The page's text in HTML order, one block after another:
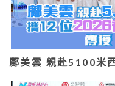
鄺美雲 親赴5100米